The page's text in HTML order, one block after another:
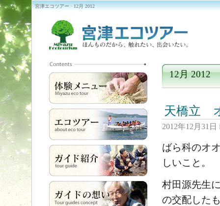
宮津エコツアー · 12月 2012
12月 2012
天橋立
2012年12月31日
ばら科のオ
しいこと。
村田源先生
の交配した